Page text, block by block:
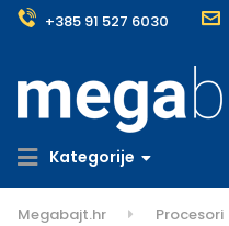
+385 91 527 6030
Kategorije
Megabajt.hr Procesori